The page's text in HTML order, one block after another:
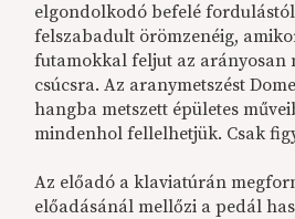
elgondolkodó befelé fordulástól
felszabadult örömzenéig,
futamokkal feljut az arányosan
csúcsra. Az aranymetszést
hangba metszett épületes
mindenhol fellelhetjük. Csak
Az előadó a klaviatúrán
előadásánál mellőzi a pedál